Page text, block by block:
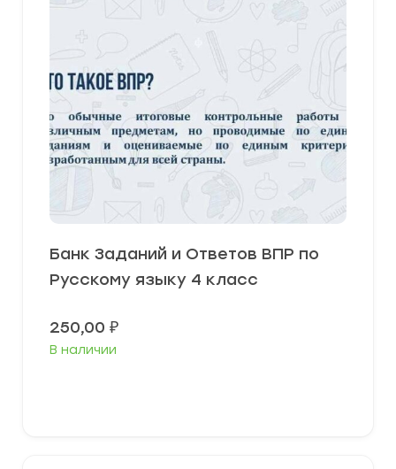
Банк Заданий и Ответов ВПР по
Русскому языку 4 класс
250,00 ₽
В наличии